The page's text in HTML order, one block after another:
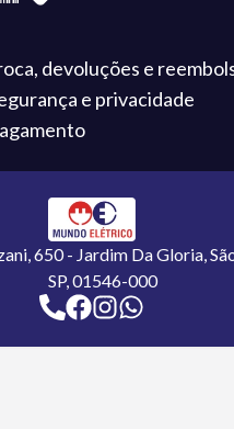
devoluções e
e privacidade
650 - Jardim Da Gloria,
SP, 01546-000